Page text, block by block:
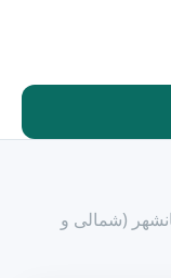
(شمالی و